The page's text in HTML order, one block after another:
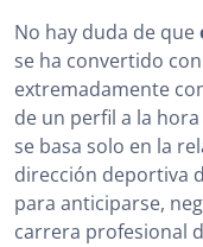
No hay duda de que
se ha convertido
extremadamente
de un perfil a la
se basa solo en la
dirección deportiva
para anticiparse,
carrera profesional